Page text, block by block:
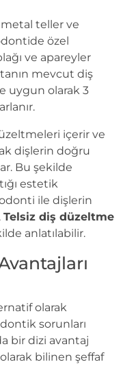
teller ve
özel
ve apareyler
mevcut diş
uygun olarak 3
içerir ve
dişlerin doğru
Bu şekilde
estetik
ile dişlerin
Telsiz diş düzeltme
anlatılabilir.
olarak
sorunları
bir dizi avantaj
olarak bilinen şeffaf